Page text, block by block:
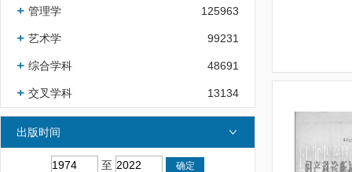
管理学 125963
艺术学 99231
综合学科 48691
交叉学科 13134
出版时间
至